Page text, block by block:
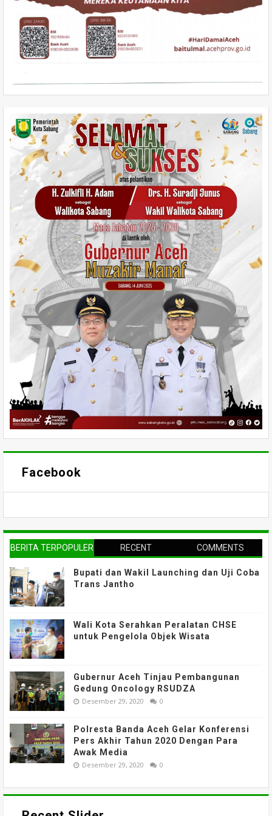
Facebook
BERITA TERPOPULER RECENT COMMENTS
Bupati dan Wakil Launching dan Uji Coba
Trans Jantho
Wali Kota Serahkan Peralatan CHSE
untuk Pengelola Objek Wisata
Gubernur Aceh Tinjau Pembangunan
Gedung Oncology RSUDZA
Desember 29, 2020 0
Polresta Banda Aceh Gelar Konferensi
Pers Akhir Tahun 2020 Dengan Para
Awak Media
Desember 29, 2020 0